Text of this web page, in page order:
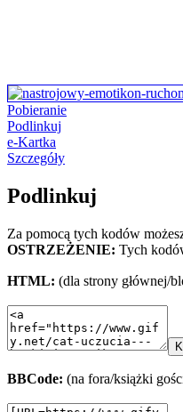
Pobieranie
Podlinkuj
e-Kartka
Szczegóły
Podlinkuj
Za pomocą tych kodów
OSTRZEŻENIE: Tych
HTML: (dla strony głównej/
BBCode: (na fora/książki